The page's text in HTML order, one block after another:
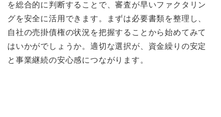
を総合的に判断することで、審査が早いファクタリン
グを安全に活用できます。まずは必要書類を整理し、
自社の売掛債権の状況を把握することから始めてみて
はいかがでしょうか。適切な選択が、資金繰りの安定
と事業継続の安心感につながります。